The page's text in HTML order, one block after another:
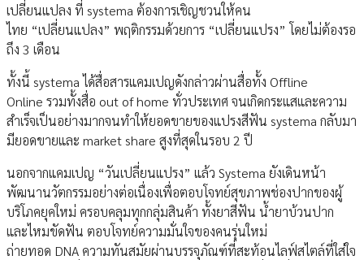
เปลี่ยนแปลง ที่ systema ต้องการเชิญชวนให้คน
ไทย “เปลี่ยนแปลง” พฤติกรรมด้วยการ “เปลี่ยนแปรง” โดยไม่ต้องรอ
ถึง 3 เดือน
ทั้งนี้ systema ได้สื่อสารแคมเปญดังกล่าวผ่านสื่อทั้ง Offline
Online รวมทั้งสื่อ out of home ทั่วประเทศ จนเกิดกระแสและความ
สำเร็จเป็นอย่างมากจนทำให้ยอดขายของแปรงสีฟัน systema กลับมา
มียอดขายและ market share สูงที่สุดในรอบ 2 ปี
นอกจากแคมเปญ “วันเปลี่ยนแปรง” แล้ว Systema ยังเดินหน้า
พัฒนานวัตกรรมอย่างต่อเนื่องเพื่อตอบโจทย์สุขภาพช่องปากของผู้
บริโภคยุคใหม่ ครอบคลุมทุกกลุ่มสินค้า ทั้งยาสีฟัน น้ำยาบ้วนปาก
และไหมขัดฟัน ตอบโจทย์ความมั่นใจของคนรุ่นใหม่
ถ่ายทอด DNA ความทันสมัยผ่านบรรจุภัณฑ์ที่สะท้อนไลฟ์สไตล์ที่ใส่ใจ